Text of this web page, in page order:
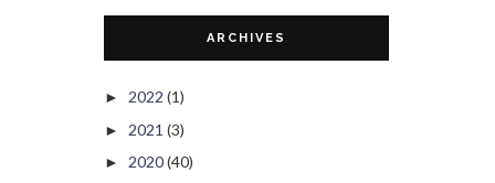
ARCHIVES
► 2022 (1)
► 2021 (3)
► 2020(40)